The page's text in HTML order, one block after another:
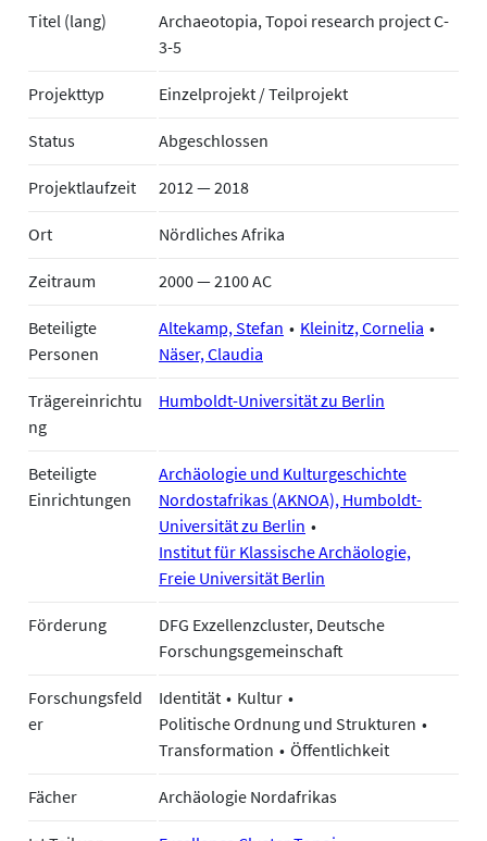
Titel (lang)
Archaeotopia, Topoi research project C-
3-5
Projekttyp Einzelprojekt / Teilprojekt
Status Abgeschlossen
Projektlaufzeit 2012 — 2018
Ort Nördliches Afrika
Zeitraum 2000 — 2100 AC
Beteiligte
Personen
Altekamp, Stefan
Kleinitz, Cornelia
Näser, Claudia
Trägereinrichtu
ng
Humboldt-Universität zu Berlin
Beteiligte
Einrichtungen
Archäologie und Kulturgeschichte
Nordostafrikas (AKNOA), Humboldt-
Universität zu Berlin
Institut für Klassische Archäologie,
Freie Universität Berlin
Förderung
DFG Exzellenzcluster, Deutsche
Forschungsgemeinschaft
Forschungsfeld
er
Identität
Kultur
Politische Ordnung und Strukturen
Transformation
Öffentlichkeit
Fächer Archäologie Nordafrikas